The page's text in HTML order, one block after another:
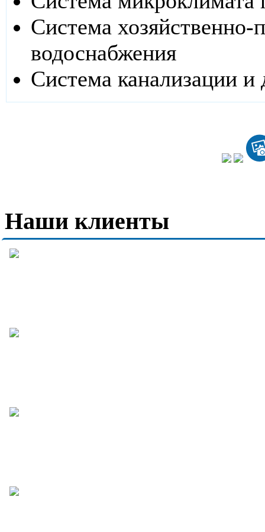
Система хозяйственно-
водоснабжения
Система канализации и
Наши клиенты